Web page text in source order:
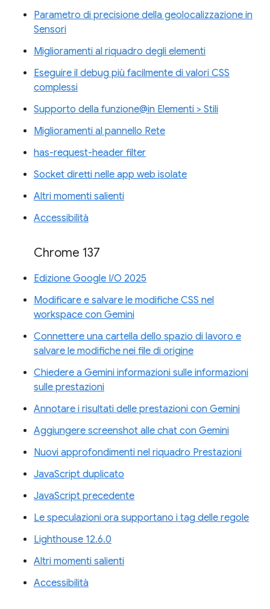
Parametro di precisione della geolocalizzazione in
Sensori
Miglioramenti al riquadro degli elementi
Eseguire il debug più facilmente di valori CSS
complessi
Supporto della funzione@in Elementi > Stili
Miglioramenti al pannello Rete
has-request-header filter
Socket diretti nelle app web isolate
Altri momenti salienti
Accessibilità
Chrome 137
Edizione Google I/O 2025
Modificare e salvare le modifiche CSS nel
workspace con Gemini
Connettere una cartella dello spazio di lavoro e
salvare le modifiche nei file di origine
Chiedere a Gemini informazioni sulle informazioni
sulle prestazioni
Annotare i risultati delle prestazioni con Gemini
Aggiungere screenshot alle chat con Gemini
Nuovi approfondimenti nel riquadro Prestazioni
JavaScript duplicato
JavaScript precedente
Le speculazioni ora supportano i tag delle regole
Lighthouse 12.6.0
Altri momenti salienti
Accessibilità